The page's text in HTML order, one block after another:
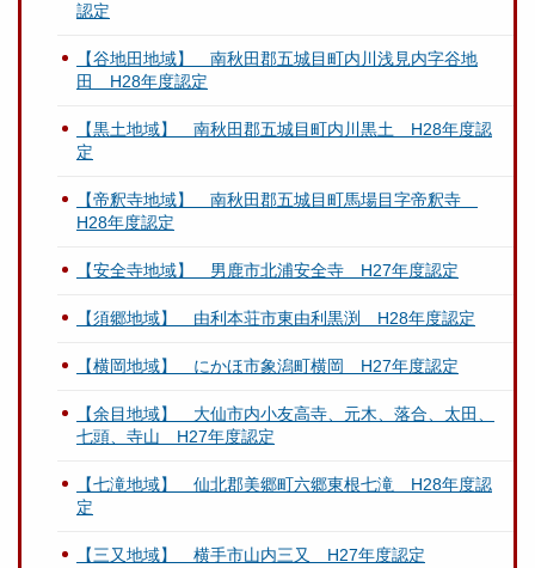
認定
【谷地田地域】 南秋田郡五城目町内川浅見内字谷地
田 H28年度認定
【黒土地域】 南秋田郡五城目町内川黒土 H28年度認
定
【帝釈寺地域】 南秋田郡五城目町馬場目字帝釈寺
H28年度認定
【安全寺地域】 男鹿市北浦安全寺 H27年度認定
【須郷地域】 由利本荘市東由利黒渕 H28年度認定
【横岡地域】 にかほ市象潟町横岡 H27年度認定
【余目地域】 大仙市内小友高寺、元木、落合、太田、
七頭、寺山 H27年度認定
【七滝地域】 仙北郡美郷町六郷東根七滝 H28年度認
定
【三又地域】 横手市山内三又 H27年度認定